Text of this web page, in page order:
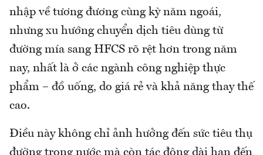
nhập về tương đương cùng kỳ năm ngoái,
nhưng xu hướng chuyển dịch tiêu dùng từ
đường mía sang HFCS rõ rệt hơn trong năm
nay, nhất là ở các ngành công nghiệp thực
phẩm – đồ uống, do giá rẻ và khả năng thay thế
cao.
Điều này không chỉ ảnh hưởng đến sức tiêu thụ
đường trong nước mà còn tác động dài hạn đến